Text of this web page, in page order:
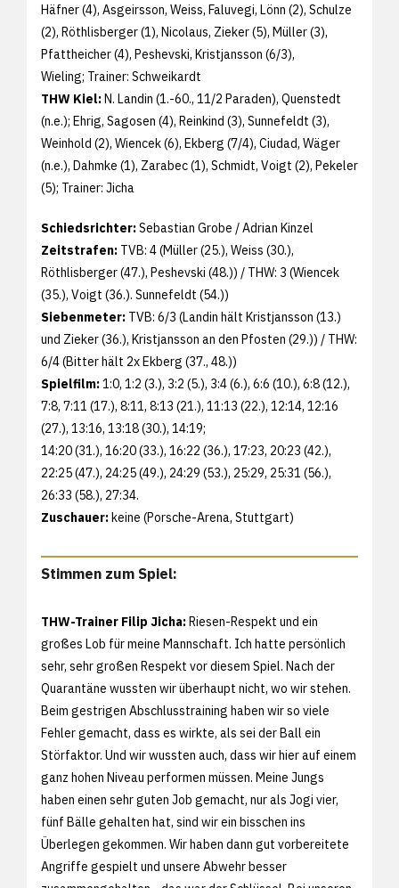
Häfner (4), Asgeirsson, Weiss, Faluvegi, Lönn (2), Schulze
(2), Röthlisberger (1), Nicolaus, Zieker (5), Müller (3),
Pfattheicher (4), Peshevski, Kristjansson (6/3),
Wieling; Trainer: Schweikardt
THW Kiel:N. Landin (1.-60., 11/2 Paraden), Quenstedt
(n.e.); Ehrig, Sagosen (4), Reinkind (3), Sunnefeldt (3),
Weinhold (2), Wiencek (6), Ekberg (7/4), Ciudad, Wäger
(n.e.), Dahmke (1), Zarabec (1), Schmidt, Voigt (2), Pekeler
(5); Trainer: Jicha
Schiedsrichter:Sebastian Grobe / Adrian Kinzel
Zeitstrafen: TVB: 4 (Müller (25.), Weiss (30.),
Röthlisberger (47.), Peshevski (48.)) / THW: 3 (Wiencek
(35.), Voigt (36.). Sunnefeldt (54.))
Siebenmeter: TVB: 6/3 (Landin hält Kristjansson (13.)
und Zieker (36.), Kristjansson an den Pfosten (29.)) / THW:
6/4 (Bitter hält 2x Ekberg (37., 48.))
Spielfilm:1:0, 1:2 (3.), 3:2 (5.), 3:4 (6.), 6:6 (10.), 6:8 (12.),
7:8, 7:11 (17.), 8:11, 8:13 (21.), 11:13 (22.), 12:14, 12:16
(27.), 13:16, 13:18 (30.), 14:19;
14:20 (31.), 16:20 (33.), 16:22 (36.), 17:23, 20:23 (42.),
22:25 (47.), 24:25 (49.), 24:29 (53.), 25:29, 25:31 (56.),
26:33 (58.), 27:34.
Zuschauer:keine (Porsche-Arena, Stuttgart)
Stimmen zum Spiel:
THW-Trainer Filip Jicha:Riesen-Respekt und ein
großes Lob für meine Mannschaft. Ich hatte persönlich
sehr, sehr großen Respekt vor diesem Spiel. Nach der
Quarantäne wussten wir überhaupt nicht, wo wir stehen.
Beim gestrigen Abschlusstraining haben wir so viele
Fehler gemacht, dass es wirkte, als sei der Ball ein
Störfaktor. Und wir wussten auch, dass wir hier auf einem
ganz hohen Niveau performen müssen. Meine Jungs
haben einen sehr guten Job gemacht, nur als Jogi vier,
fünf Bälle gehalten hat, sind wir ein bisschen ins
Überlegen gekommen. Wir haben dann gut vorbereitete
Angriffe gespielt und unsere Abwehr besser